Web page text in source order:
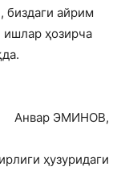
биздаги айрим
ишлар ҳозирча
Анвар ЭМИНОВ,
ҳузуридаги